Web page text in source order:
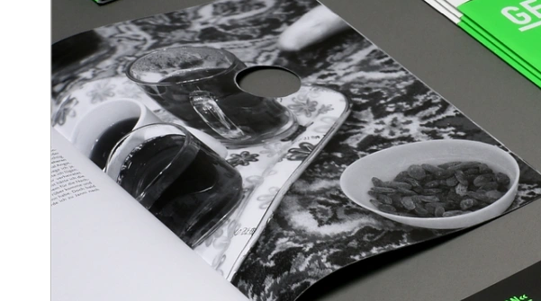
Hannah Fiand
Cristin Sauer
Betreuung
Steffen Schuhmann
Kunsthochschule Berlin-Weißensee